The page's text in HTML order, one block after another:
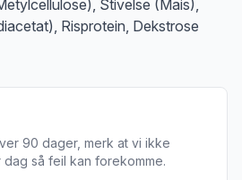
Stivelse (Mais),
Risprotein, Dekstrose
90 dager, merk at vi ikke
så feil kan forekomme.